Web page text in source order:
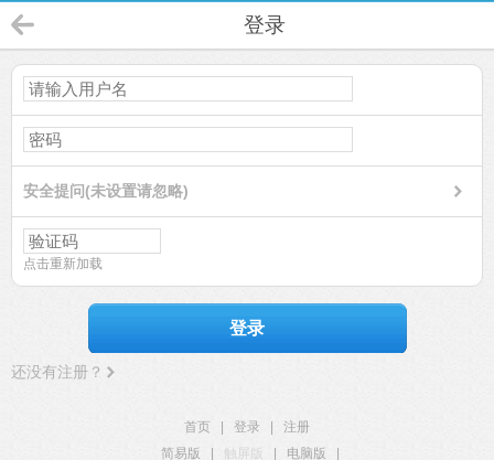
登录
安全提问(未设置请忽略)
点击重新加载
登录
还没有注册？
首页 登录
注册
简易版
触屏版 电脑版